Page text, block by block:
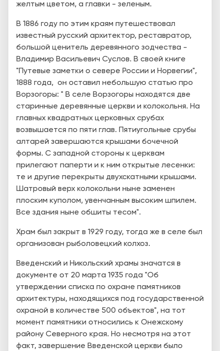
желтым цветом, а главки - зеленым.
В 1886 году по этим краям путешествовал
известный русский архитектор, реставратор,
большой ценитель деревянного зодчества -
Владимир Васильевич Суслов. В своей книге
"Путевые заметки о севере России и Норвегии",
1888 года, он оставил небольшую статью про
Ворзогоры: " В селе Ворзогоры находятся две
старинные деревянные церкви и колокольня. На
главных квадратных церковных срубах
возвышается по пяти глав. Пятиугольные срубы
алтарей завершаются крышами бочечной
формы. С западной стороны к церквам
прилегают паперти и к ним открытые лесенки:
те и другие перекрыты двухскатными крышами.
Шатровый верх колокольни ныне заменен
плоским куполом, увенчанным высоким шпилем.
Все здания ныне обшиты тесом".
Храм был закрыт в 1929 году, тогда же в селе был
организован рыболовецкий колхоз.
Введенский и Никольский храмы значатся в
документе от 20 марта 1935 года "Об
утверждении списка по охране памятников
архитектуры, находящихся под государственной
охраной в количестве 500 объектов", на тот
момент памятники относились к Онежскому
району Северного края. Но несмотря на этот
факт, завершение Введенской церкви было